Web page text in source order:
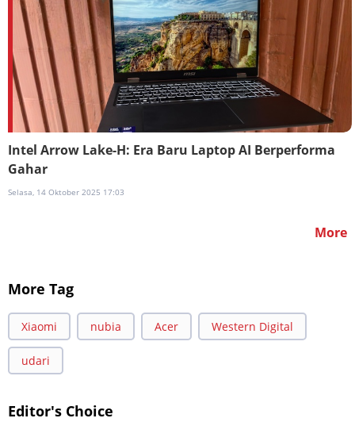
Intel Arrow Lake-H: Era Baru Laptop AI Berperforma
Gahar
Selasa, 14 Oktober 2025 17:03
More
More Tag
Xiaomi nubia Acer Western Digital
udari
Editor's Choice